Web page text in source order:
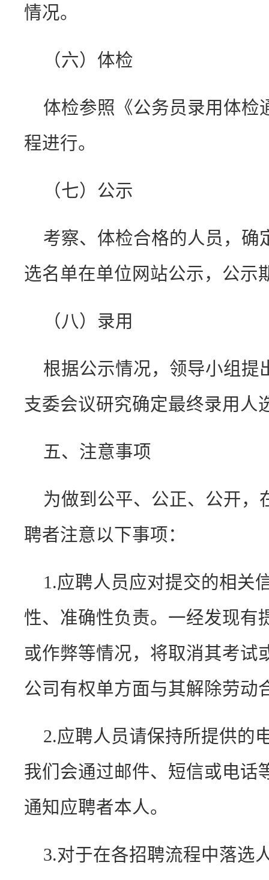
情况。
（六）体检
体检参照《公务员录用体检
程进行。
（七）公示
考察、体检合格的人员，确
选名单在单位网站公示，公示
（八）录用
根据公示情况，领导小组提
支委会议研究确定最终录用人
五、注意事项
为做到公平、公正、公开，
聘者注意以下事项：
1.应聘人员应对提交的相关
性、准确性负责。一经发现有
或作弊等情况，将取消其考试
公司有权单方面与其解除劳动
2.应聘人员请保持所提供的
我们会通过邮件、短信或电话
通知应聘者本人。
3.对于在各招聘流程中落选